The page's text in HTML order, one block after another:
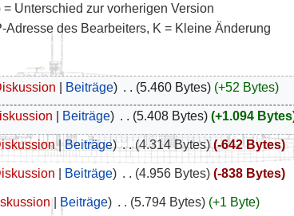
Unterschied zur vorherigen Version
des Bearbeiters, K = Kleine Änderung
Beiträge 5.460 Bytes +52 Bytes
Beiträge 5.408 Bytes +1.094 Bytes
Beiträge ‎ 4.314 Bytes -642 Bytes
Beiträge 4.956 Bytes -838 Bytes
Beiträge 5.794 Bytes +1 Byte